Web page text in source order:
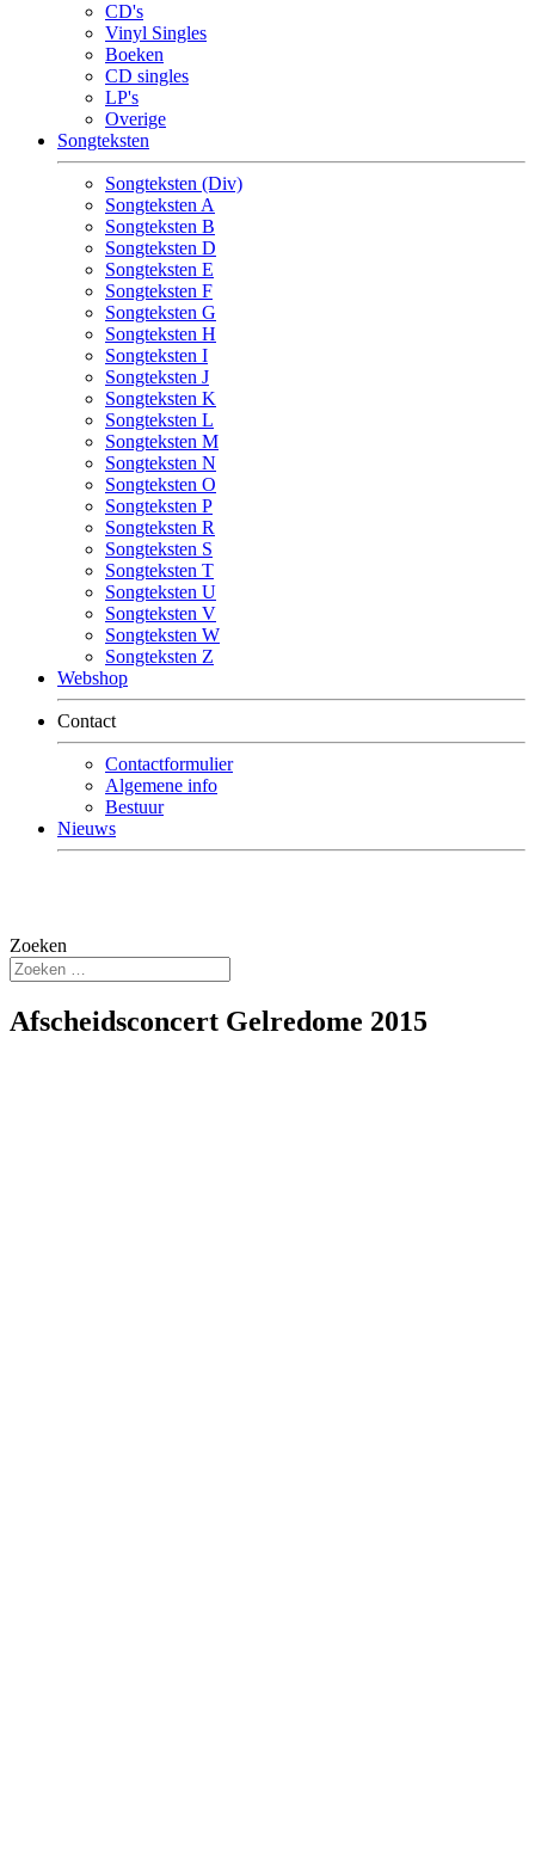
CD's
Vinyl Singles
Boeken
CD singles
LP's
Overige
Songteksten
Songteksten (Div)
Songteksten A
Songteksten B
Songteksten D
Songteksten E
Songteksten F
Songteksten G
Songteksten H
Songteksten I
Songteksten J
Songteksten K
Songteksten L
Songteksten M
Songteksten N
Songteksten O
Songteksten P
Songteksten R
Songteksten S
Songteksten T
Songteksten U
Songteksten V
Songteksten W
Songteksten Z
Webshop
Contact
Contactformulier
Algemene info
Bestuur
Nieuws
Zoeken
Afscheidsconcert Gelredome 2015